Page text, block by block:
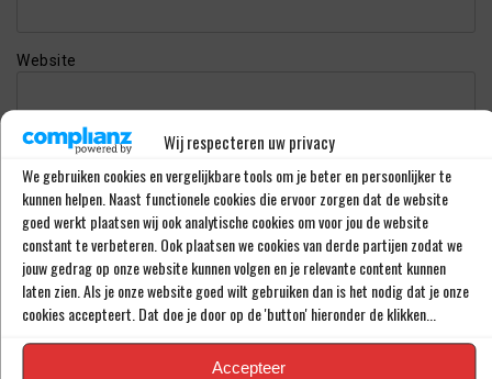
Wij respecteren uw privacy
We gebruiken cookies en vergelijkbare tools om je beter en persoonlijker te
kunnen helpen. Naast functionele cookies die ervoor zorgen dat de website
goed werkt plaatsen wij ook analytische cookies om voor jou de website
constant te verbeteren. Ook plaatsen we cookies van derde partijen zodat we
jouw gedrag op onze website kunnen volgen en je relevante content kunnen
laten zien. Als je onze website goed wilt gebruiken dan is het nodig dat je onze
cookies accepteert. Dat doe je door op de 'button' hieronder de klikken...
Accepteer
Website
LAATSTE BERICHTEN
‘RAHEEM STERLING STAAT VOOR
OPMERKELIJK NIEUW AVONTUUR’